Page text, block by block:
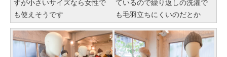
すが小さいサイズなら女性で
も使えそうです
ているので繰り返しの洗濯で
も毛羽立ちにくいのだとか